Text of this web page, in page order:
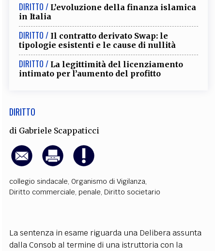
DIRITTO / L’evoluzione della finanza islamica
in Italia
DIRITTO / Il contratto derivato Swap: le
tipologie esistenti e le cause di nullità
DIRITTO / La legittimità del licenziamento
intimato per l’aumento del profitto
DIRITTO
di Gabriele Scappaticci
collegio sindacale, Organismo di Vigilanza,
Diritto commerciale, penale, Diritto societario
La sentenza in esame riguarda una Delibera assunta
dalla Consob al termine di una istruttoria con la